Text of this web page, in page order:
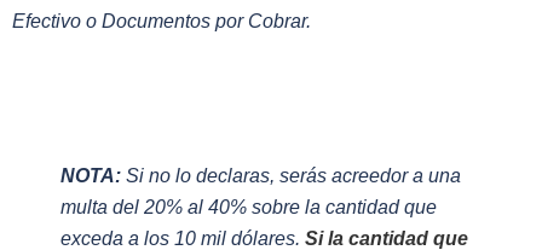
Efectivo o Documentos por Cobrar.
NOTA: Si no lo declaras, serás acreedor a una
multa del 20% al 40% sobre la cantidad que
exceda a los 10 mil dólares. Si la cantidad que